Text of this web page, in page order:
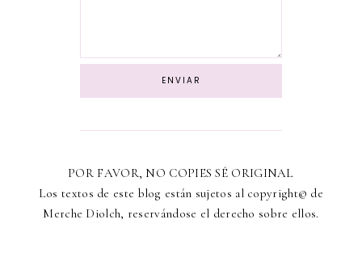
POR FAVOR, NO COPIES SÉ ORIGINAL
Los textos de este blog están sujetos al copyright© de
Merche Diolch, reservándose el derecho sobre ellos.